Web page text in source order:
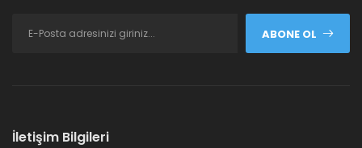
ABONE OL
İletişim Bilgileri